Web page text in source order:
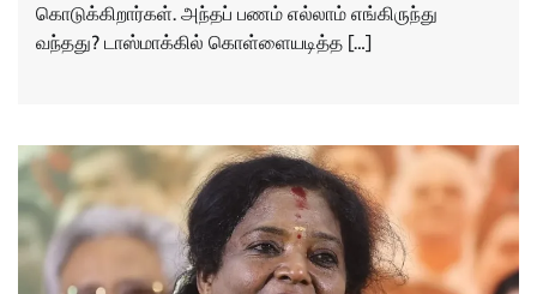
கொடுக்கிறார்கள். அந்தப் பணம் எல்லாம் எங்கிருந்து
வந்தது? டாஸ்மாக்கில் கொள்ளையடித்த […]